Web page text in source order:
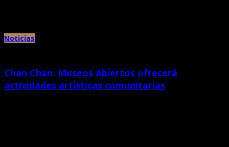
Noticias
Chan Chan: Museos Abiertos ofrecerá
actividades artísticas comunitarias